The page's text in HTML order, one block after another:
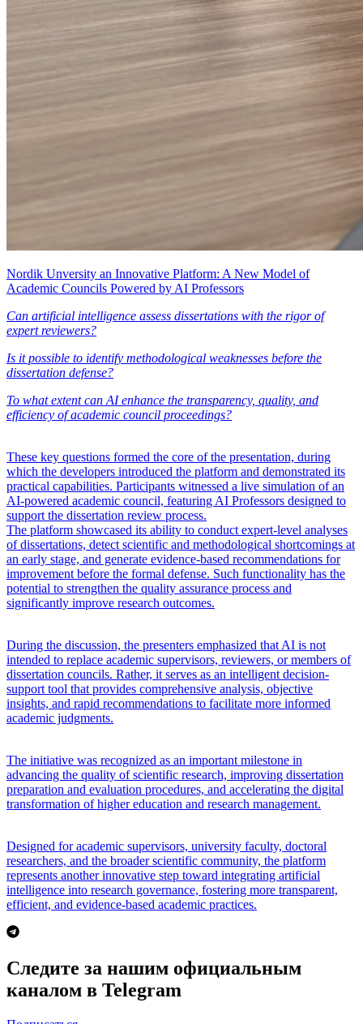
Nordik Unversity an Innovative Platform: A New Model of
Academic Councils Powered by AI Professors
Can artificial intelligence assess dissertations with the rigor of
expert reviewers?
Is it possible to identify methodological weaknesses before the
dissertation defense?
To what extent can AI enhance the transparency, quality, and
efficiency of academic council proceedings?
These key questions formed the core of the presentation, during
which the developers introduced the platform and demonstrated its
practical capabilities. Participants witnessed a live simulation of an
AI-powered academic council, featuring AI Professors designed to
support the dissertation review process.
The platform showcased its ability to conduct expert-level analyses
of dissertations, detect scientific and methodological shortcomings at
an early stage, and generate evidence-based recommendations for
improvement before the formal defense. Such functionality has the
potential to strengthen the quality assurance process and
significantly improve research outcomes.
During the discussion, the presenters emphasized that AI is not
intended to replace academic supervisors, reviewers, or members of
dissertation councils. Rather, it serves as an intelligent decision-
support tool that provides comprehensive analysis, objective
insights, and rapid recommendations to facilitate more informed
academic judgments.
The initiative was recognized as an important milestone in
advancing the quality of scientific research, improving dissertation
preparation and evaluation procedures, and accelerating the digital
transformation of higher education and research management.
Designed for academic supervisors, university faculty, doctoral
researchers, and the broader scientific community, the platform
represents another innovative step toward integrating artificial
intelligence into research governance, fostering more transparent,
efficient, and evidence-based academic practices.
Следите за нашим официальным
каналом в Telegram